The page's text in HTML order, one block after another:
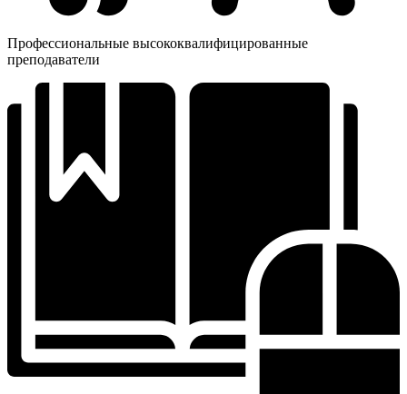
Профессиональные высококвалифицированные
преподаватели